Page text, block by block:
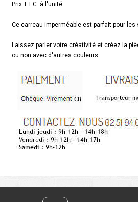
Prix T.T.C. à l'unité
Ce carreau imperméable est parfait pour
Laissez parler votre créativité et créez la
ou non avec d'autres couleurs